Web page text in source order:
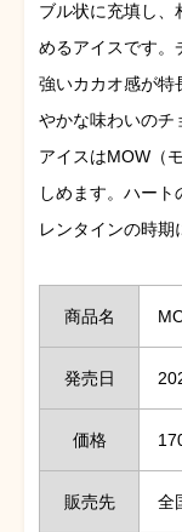
ブル状に充填し、
めるアイスです。
強いカカオ感が特
やかな味わいのチ
アイスはMOW（
しめます。ハー
レンタインの時期
商品名
発売日
価格
販売先 全